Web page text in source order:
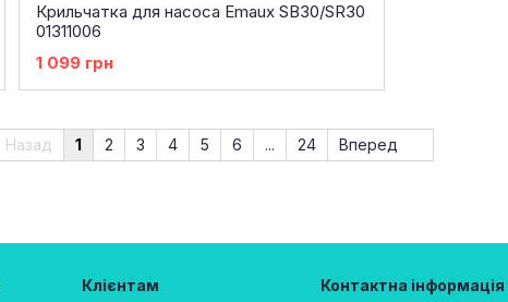
Крильчатка для насоса Emaux SB30/SR30
01311006
1 099 грн
Назад 1 2 3 4 5 6 ... 24 Вперед
Клієнтам Контактна інформація